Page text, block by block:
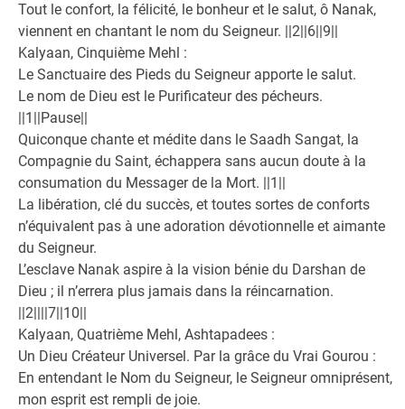
Tout le confort, la félicité, le bonheur et le salut, ô Nanak,
viennent en chantant le nom du Seigneur. ||2||6||9||
Kalyaan, Cinquième Mehl :
Le Sanctuaire des Pieds du Seigneur apporte le salut.
Le nom de Dieu est le Purificateur des pécheurs.
||1||Pause||
Quiconque chante et médite dans le Saadh Sangat, la
Compagnie du Saint, échappera sans aucun doute à la
consumation du Messager de la Mort. ||1||
La libération, clé du succès, et toutes sortes de conforts
n’équivalent pas à une adoration dévotionnelle et aimante
du Seigneur.
L’esclave Nanak aspire à la vision bénie du Darshan de
Dieu ; il n’errera plus jamais dans la réincarnation.
||2||||7||10||
Kalyaan, Quatrième Mehl, Ashtapadees :
Un Dieu Créateur Universel. Par la grâce du Vrai Gourou :
En entendant le Nom du Seigneur, le Seigneur omniprésent,
mon esprit est rempli de joie.